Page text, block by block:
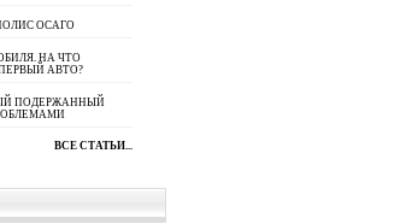
ОСАГО
НА ЧТО
АВТО?
ПОДЕРЖАННЫЙ
ВСЕ СТАТЬИ...